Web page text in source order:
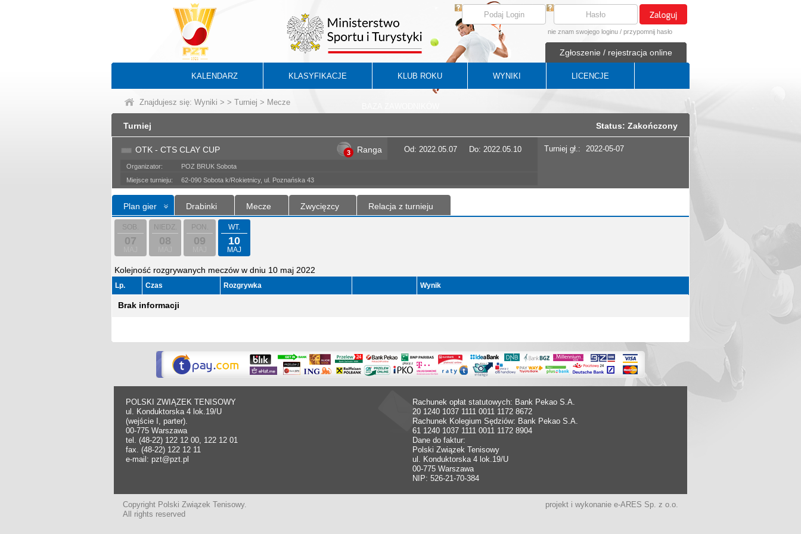
nie znam swojego loginu / przypomnij hasło
Zgłoszenie / rejestracja online
KALENDARZ KLASYFIKACJE KLUB ROKU WYNIKI LICENCJE
Znajdujesz się: Wyniki > > Turniej > Mecze
Turniej Status: Zakończony
OTK - CTS CLAY CUP 3 Ranga Od: 2022.05.07 Do: 2022.05.10
Organizator:
POZ BRUK Sobota
Miejsce turnieju:
62-090 Sobota k/Rokietnicy, ul. Poznańska 43
Turniej gł.: 2022-05-07
Plan gier Drabinki Mecze Zwycięzcy Relacja z turnieju
SOB.
07
NIEDZ.
08
PON.
09
WT.
10
MAJ
Kolejność rozgrywanych meczów w dniu 10 maj 2022
Lp. Czas Rozgrywka Wynik
Brak informacji
POLSKI ZWIĄZEK TENISOWY
ul. Konduktorska 4 lok.19/U
(wejście I, parter).
00-775 Warszawa
tel. (48-22) 122 12 00, 122 12 01
fax. (48-22) 122 12 11
e-mail: pzt@pzt.pl
Rachunek opłat statutowych: Bank Pekao S.A.
20 1240 1037 1111 0011 1172 8672
Rachunek Kolegium Sędziów: Bank Pekao S.A.
61 1240 1037 1111 0011 1172 8904
Dane do faktur:
Polski Związek Tenisowy
ul. Konduktorska 4 lok.19/U
00-775 Warszawa
NIP: 526-21-70-384
Copyright Polski Związek Tenisowy.
All rights reserved
projekt i wykonanie e-ARES Sp. z o.o.